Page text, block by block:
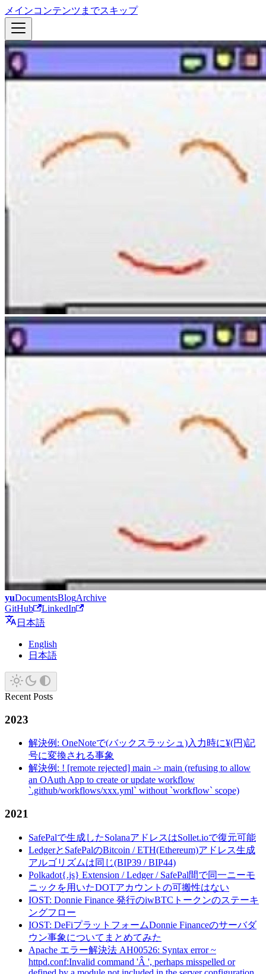
メインコンテンツまでスキップ
yuDocumentsBlogArchive
GitHub
LinkedIn
日本語
English
日本語
Recent Posts
2023
解決例: OneNoteで(バックスラッシュ)入力時に¥(円)記
号に変換される事象
解決例: ! [remote rejected] main -> main (refusing to allow
an OAuth App to create or update workflow
`.github/workflows/xxx.yml` without `workflow` scope)
2021
SafePalで生成したSolanaアドレスはSollet.ioで復元可能
LedgerとSafePalのBitcoin / ETH(Ethereum)アドレス生成
アルゴリズムは同じ(BIP39 / BIP44)
Polkadot{.js} Extension / Ledger / SafePal間で同一ニーモ
ニックを用いたDOTアカウントの可搬性はない
IOST: Donnie Finance 発行のiwBTCトークンのステーキ
ングフロー
IOST: DeFiプラットフォームDonnie Financeのサーバダ
ウン事象についてまとめてみた
Apache エラー解決法 AH00526: Syntax error ~
httpd.conf:Invalid command 'Â ', perhaps misspelled or